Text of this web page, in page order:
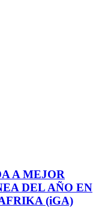
A MEJOR
DEL AÑO EN
(iGA)